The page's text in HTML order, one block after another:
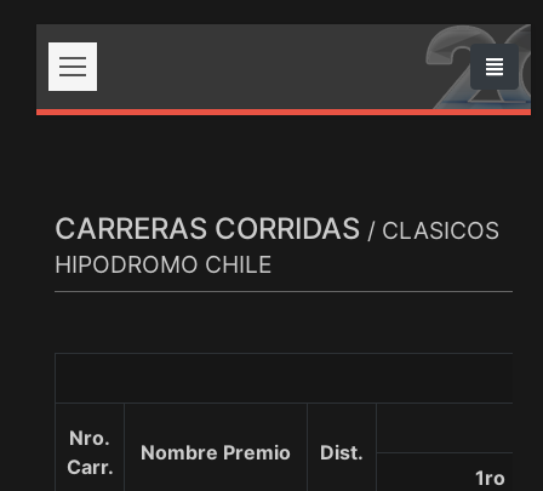
CARRERAS CORRIDAS / CLASICOS
HIPODROMO CHILE
Nro.
Carr.
Nombre Premio
Dist.
1ro